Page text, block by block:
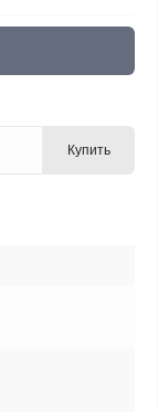
Купить